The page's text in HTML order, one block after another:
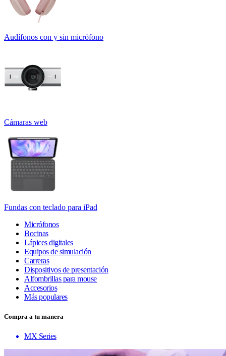
Audífonos con y sin micrófono
Cámaras web
Fundas con teclado para iPad
Micrófonos
Bocinas
Lápices digitales
Equipos de simulación
Carreras
Dispositivos de presentación
Alfombrillas para mouse
Accesorios
Más populares
Compra a tu manera
MX Series